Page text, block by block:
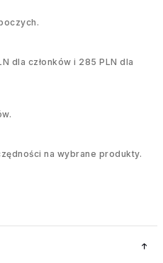
dla członków i 285 PLN dla
na wybrane produkty.